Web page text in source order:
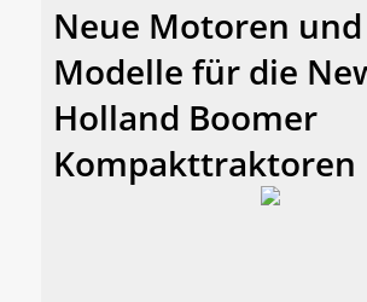
Neue Motoren
Modelle für die
Holland Boomer
Kompakttraktoren